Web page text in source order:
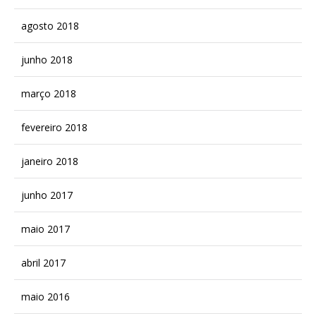
agosto 2018
junho 2018
março 2018
fevereiro 2018
janeiro 2018
junho 2017
maio 2017
abril 2017
maio 2016